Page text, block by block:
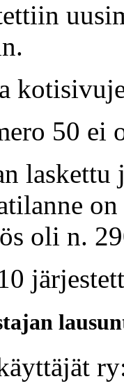
50 ei
laskettu
oli n.